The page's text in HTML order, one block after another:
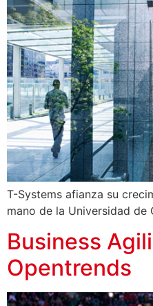
T-Systems afianza su
mano de la Universidad de
Business
Opentrends